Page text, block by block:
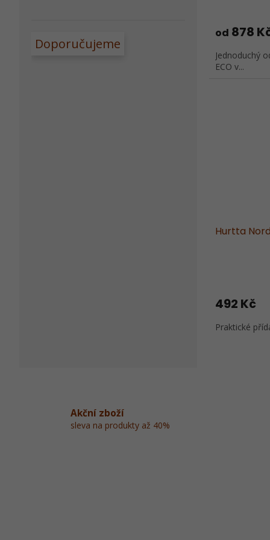
Doporučujeme
od 878
Jednoduchý
ECO v...
Hurtta
je
z
492 Kč
Praktické
Akční zboží
sleva na produkty až 40%